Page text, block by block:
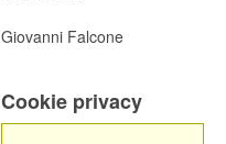
Giovanni Falcone
Cookie privacy